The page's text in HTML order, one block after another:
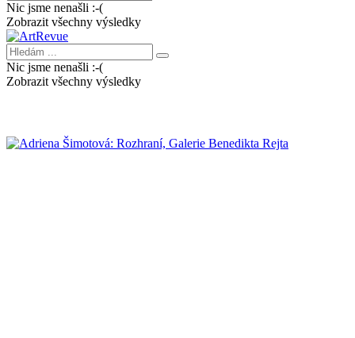
Nic jsme nenašli :-(
Zobrazit všechny výsledky
Nic jsme nenašli :-(
Zobrazit všechny výsledky